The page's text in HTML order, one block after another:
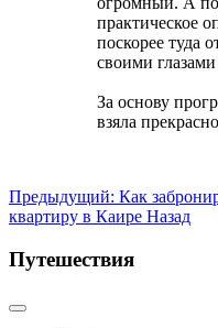
практическое
поскорее туда
своими
За основу
взяла
Предыдущий: Как
квартиру в Каире Назад
Путешествия